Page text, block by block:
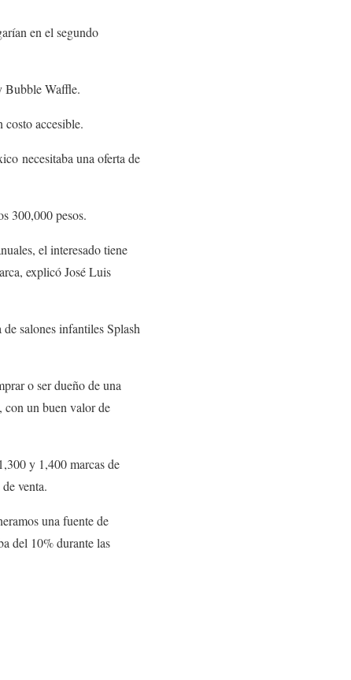
en el segundo
Bubble Waffle.
accesible.
necesitaba una oferta de
300,000 pesos.
el interesado tiene
explicó José Luis
salones infantiles Splash
o ser dueño de una
con un buen valor de
y 1,400 marcas de
venta.
una fuente de
del 10% durante las